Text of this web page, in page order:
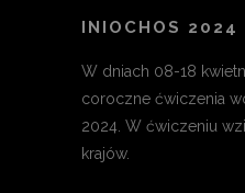
INIOCHOS 2024
W dniach 08-18
coroczne ćwiczenia
2024. W ćwiczeniu
krajów.